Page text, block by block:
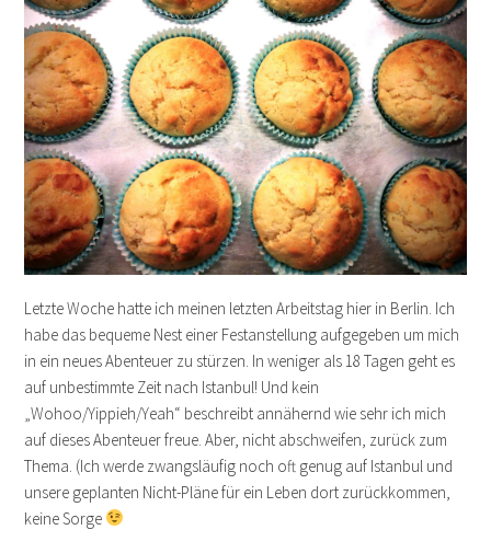
Letzte Woche hatte ich meinen letzten Arbeitstag hier in Berlin. Ich
habe das bequeme Nest einer Festanstellung aufgegeben um mich
in ein neues Abenteuer zu stürzen. In weniger als 18 Tagen geht es
auf unbestimmte Zeit nach Istanbul! Und kein
„Wohoo/Yippieh/Yeah“ beschreibt annähernd wie sehr ich mich
auf dieses Abenteuer freue. Aber, nicht abschweifen, zurück zum
Thema. (Ich werde zwangsläufig noch oft genug auf Istanbul und
unsere geplanten Nicht-Pläne für ein Leben dort zurückkommen,
keine Sorge